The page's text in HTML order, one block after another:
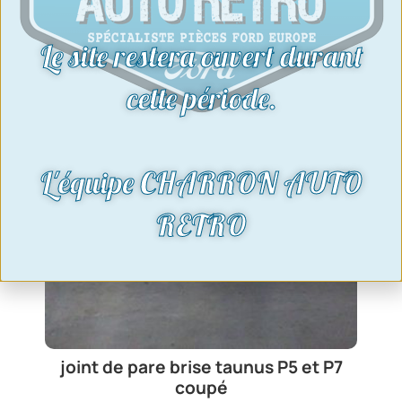
joint de pare brise taunus P5 et P7
coupé
Le site restera ouvert durant
cette période.
L'équipe CHARRON AUTO
RETRO